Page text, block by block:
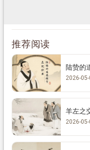
推荐阅读
陆贽的
2026-
羊左之
2026-